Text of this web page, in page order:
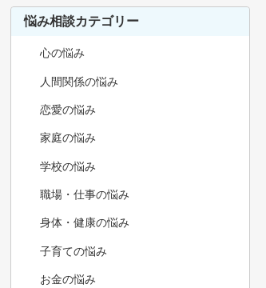
悩み相談カテゴリー
心の悩み
人間関係の悩み
恋愛の悩み
家庭の悩み
学校の悩み
職場・仕事の悩み
身体・健康の悩み
子育ての悩み
お金の悩み